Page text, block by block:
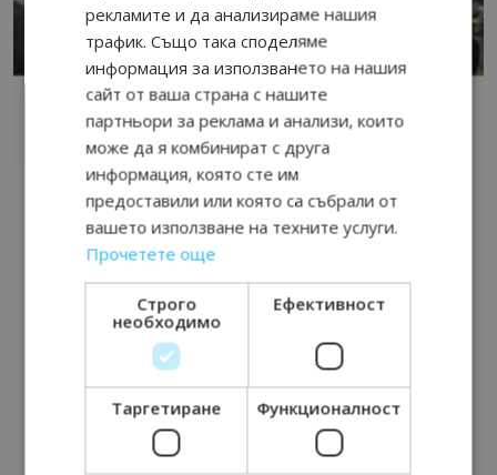
рекламите и да анализираме нашия
трафик. Също така споделяме
информация за използването на нашия
сайт от ваша страна с нашите
партньори за реклама и анализи, които
може да я комбинират с друга
информация, която сте им
предоставили или която са събрали от
вашето използване на техните услуги.
Прочетете още
Строго
необходимо
Ефективност
Таргетиране Функционалност